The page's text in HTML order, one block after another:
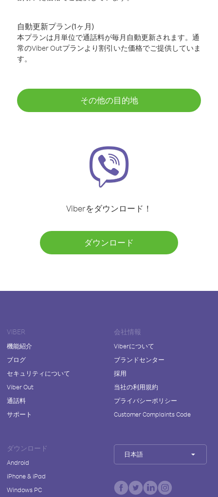
自動更新プラン(1ヶ月)
本プランは月単位で通話料が毎月自動更新されます。通
常のViber Outプランより割引いた価格でご提供していま
す。
その他の目的地
Viberをダウンロード！
ダウンロード
VIBER
機能紹介
ブログ
セキュリティについて
Viber Out
通話料
サポート
会社情報
Viberについて
ブランドセンター
採用
当社の利用規約
プライバシーポリシー
Customer Complaints Code
ダウンロード
Android
iPhone & iPad
Windows PC
日本語